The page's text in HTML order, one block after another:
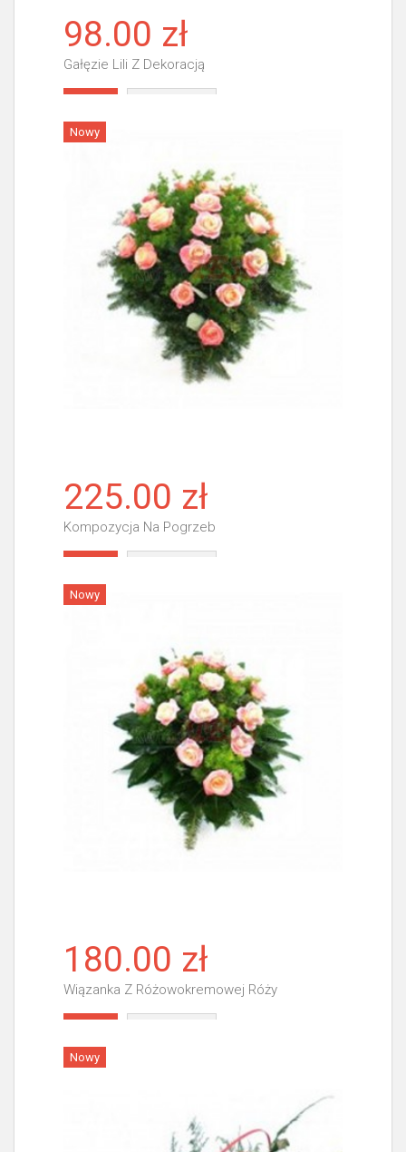
98.00 zł
Gałęzie Lili Z Dekoracją
Nowy
225.00 zł
Kompozycja Na Pogrzeb
Nowy
180.00 zł
Wiązanka Z Różowokremowej Róży
Nowy